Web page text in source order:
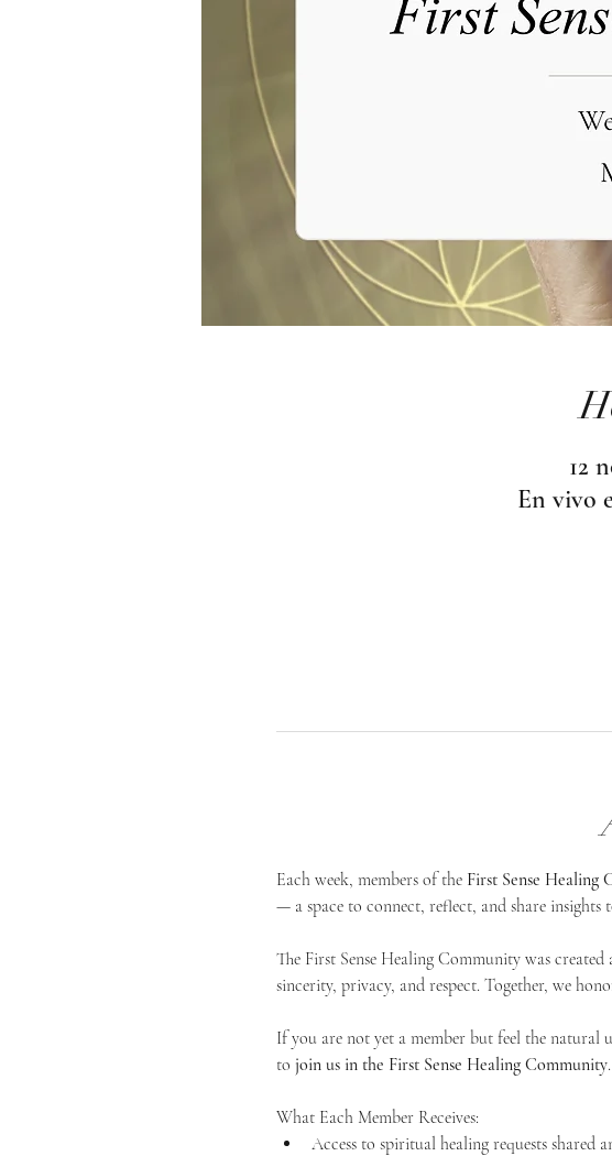
12
En vivo
Each week, members of the First Sense Healing
— a space to connect, reflect, and share insights
The First Sense Healing Community was
sincerity, privacy, and respect. Together, we
If you are not yet a member but feel the natural
to join us in the First Sense Healing Community.
What Each Member Receives:
Access to spiritual healing requests shared